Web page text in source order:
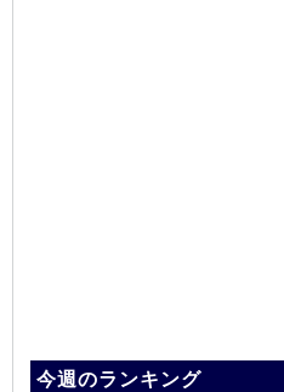
今週のランキング